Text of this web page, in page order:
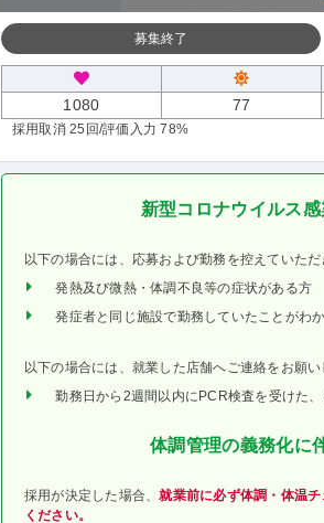
募集終了
1080 77
採用取消 25回/評価入力 78%
新型コロナウイルス
以下の場合には、応募および勤務を控えていただ
発熱及び微熱・体調不良等の症状がある方
発症者と同じ施設で勤務していたことがわ
以下の場合には、就業した店舗へご連絡をお願い
勤務日から2週間以内にPCR検査を受けた
体調管理の義務化に
採用が決定した場合、就業前に必ず体調・体温
ください。